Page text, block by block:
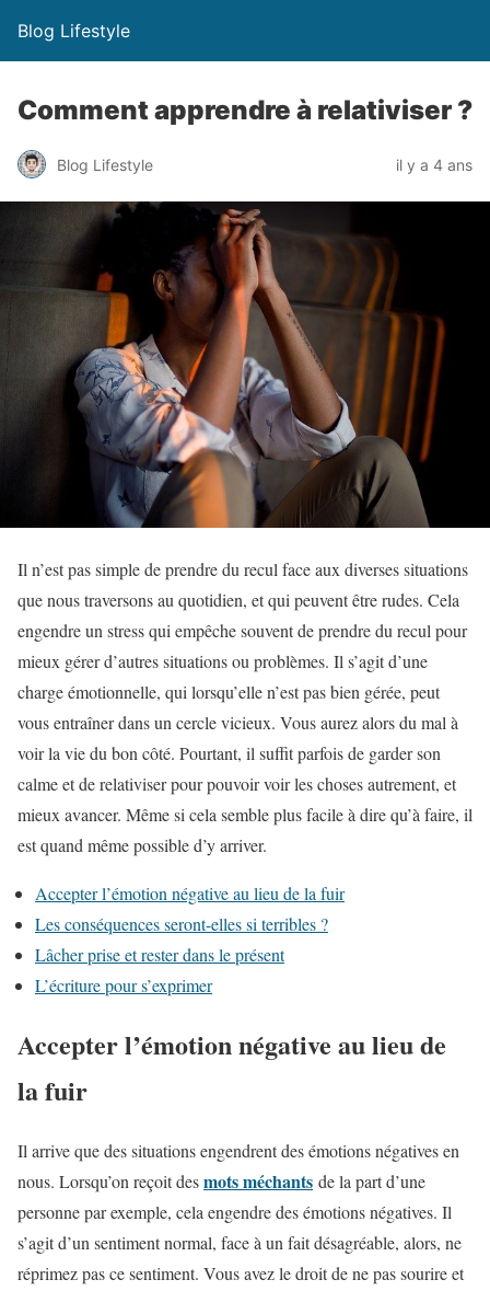
Blog Lifestyle
Comment apprendre à relativiser ?
Blog Lifestyle il y a 4 ans
Il n’est pas simple de prendre du recul face aux diverses situations
que nous traversons au quotidien, et qui peuvent être rudes. Cela
engendre un stress qui empêche souvent de prendre du recul pour
mieux gérer d’autres situations ou problèmes. Il s’agit d’une
charge émotionnelle, qui lorsqu’elle n’est pas bien gérée, peut
vous entraîner dans un cercle vicieux. Vous aurez alors du mal à
voir la vie du bon côté. Pourtant, il suffit parfois de garder son
calme et de relativiser pour pouvoir voir les choses autrement, et
mieux avancer. Même si cela semble plus facile à dire qu’à faire, il
est quand même possible d’y arriver.
Accepter l’émotion négative au lieu de la fuir
Les conséquences seront-elles si terribles ?
Lâcher prise et rester dans le présent
L’écriture pour s’exprimer
Accepter l’émotion négative au lieu de
la fuir
Il arrive que des situations engendrent des émotions négatives en
nous. Lorsqu’on reçoit desmots méchants de la part d’une
personne par exemple, cela engendre des émotions négatives. Il
s’agit d’un sentiment normal, face à un fait désagréable, alors, ne
réprimez pas ce sentiment. Vous avez le droit de ne pas sourire et